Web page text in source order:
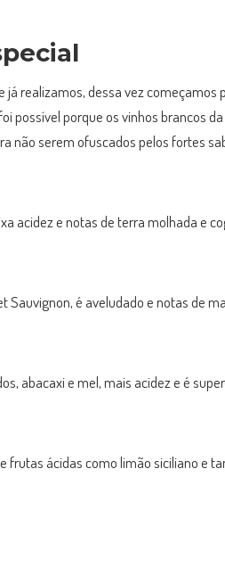
realizamos, dessa vez começamos
possível porque os vinhos brancos
não serem ofuscados pelos fortes
acidez e notas de terra molhada e
Sauvignon, é aveludado e notas de
abacaxi e mel, mais acidez e é
frutas ácidas como limão siciliano e